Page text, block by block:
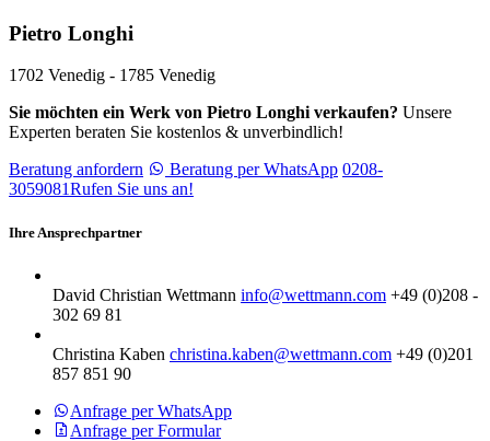
Pietro Longhi
1702 Venedig - 1785 Venedig
Sie möchten ein Werk von Pietro Longhi verkaufen? Unsere
Experten beraten Sie kostenlos & unverbindlich!
Beratung anfordern
Beratung per WhatsApp 0208-
3059081Rufen Sie uns an!
Ihre Ansprechpartner
David Christian Wettmann info@wettmann.com +49 (0)208 -
302 69 81
Christina Kaben christina.kaben@wettmann.com +49 (0)201
857 851 90
Anfrage per WhatsApp
Anfrage per Formular